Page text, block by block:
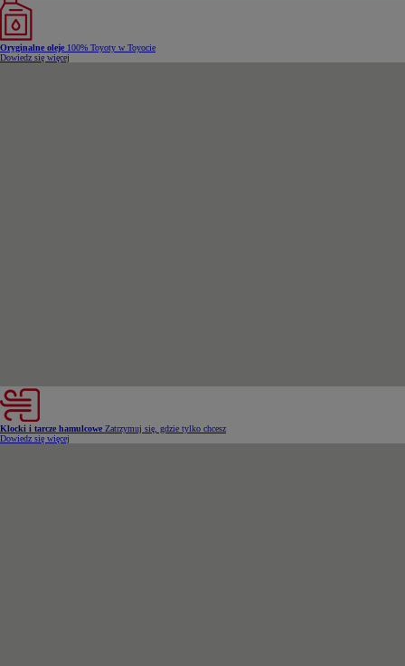
Oryginalne oleje 100% Toyoty w Toyocie
Dowiedz się więcej
Klocki i tarcze hamulcowe Zatrzymuj się, gdzie tylko chcesz
Dowiedz się więcej